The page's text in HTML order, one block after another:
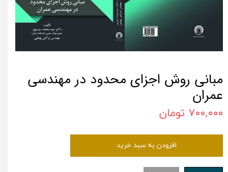
مبانی روش اجزای محدود در مهندسی
عمران
۷۰۰,۰۰۰ تومان
افزودن به سبد خرید